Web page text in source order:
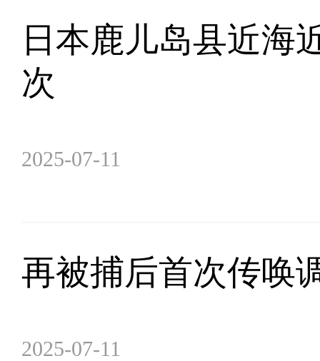
日本鹿儿岛县近海
次
2025-07-11
再被捕后首次传唤
2025-07-11